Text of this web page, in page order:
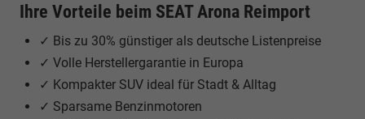
Ihre Vorteile beim SEAT Arona Reimport
✓ Bis zu 30% günstiger als deutsche Listenpreise
✓ Volle Herstellergarantie in Europa
✓ Kompakter SUV ideal für Stadt & Alltag
✓ Sparsame Benzinmotoren